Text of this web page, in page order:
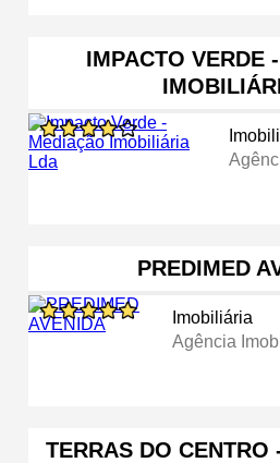
IMPACTO VERDE
PREDIMED
Imobiliária
Agência
TERRAS DO CENTRO